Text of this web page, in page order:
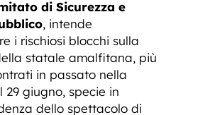
di Sicurezza e
, intende
i rischiosi blocchi sulla
statale amalfitana, più
in passato nella
29 giugno, specie in
dello spettacolo di